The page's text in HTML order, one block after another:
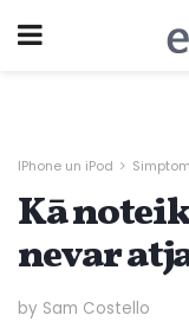
IPhone un iPod
Kā
nevar
by Sam Costello